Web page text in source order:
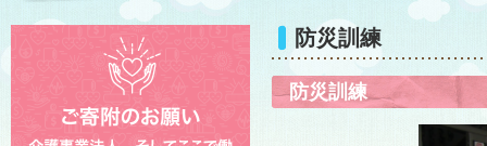
防災訓練
防災訓練